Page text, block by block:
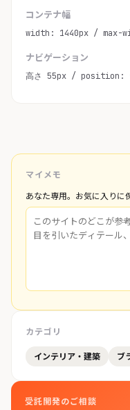
コンテナ幅
width: 1440px / max-
ナビゲーション
高さ 55px / position:
マイメモ
あなた専用。お気に入りに
カテゴリ
インテリア・建築 ブ
受託開発のご相談